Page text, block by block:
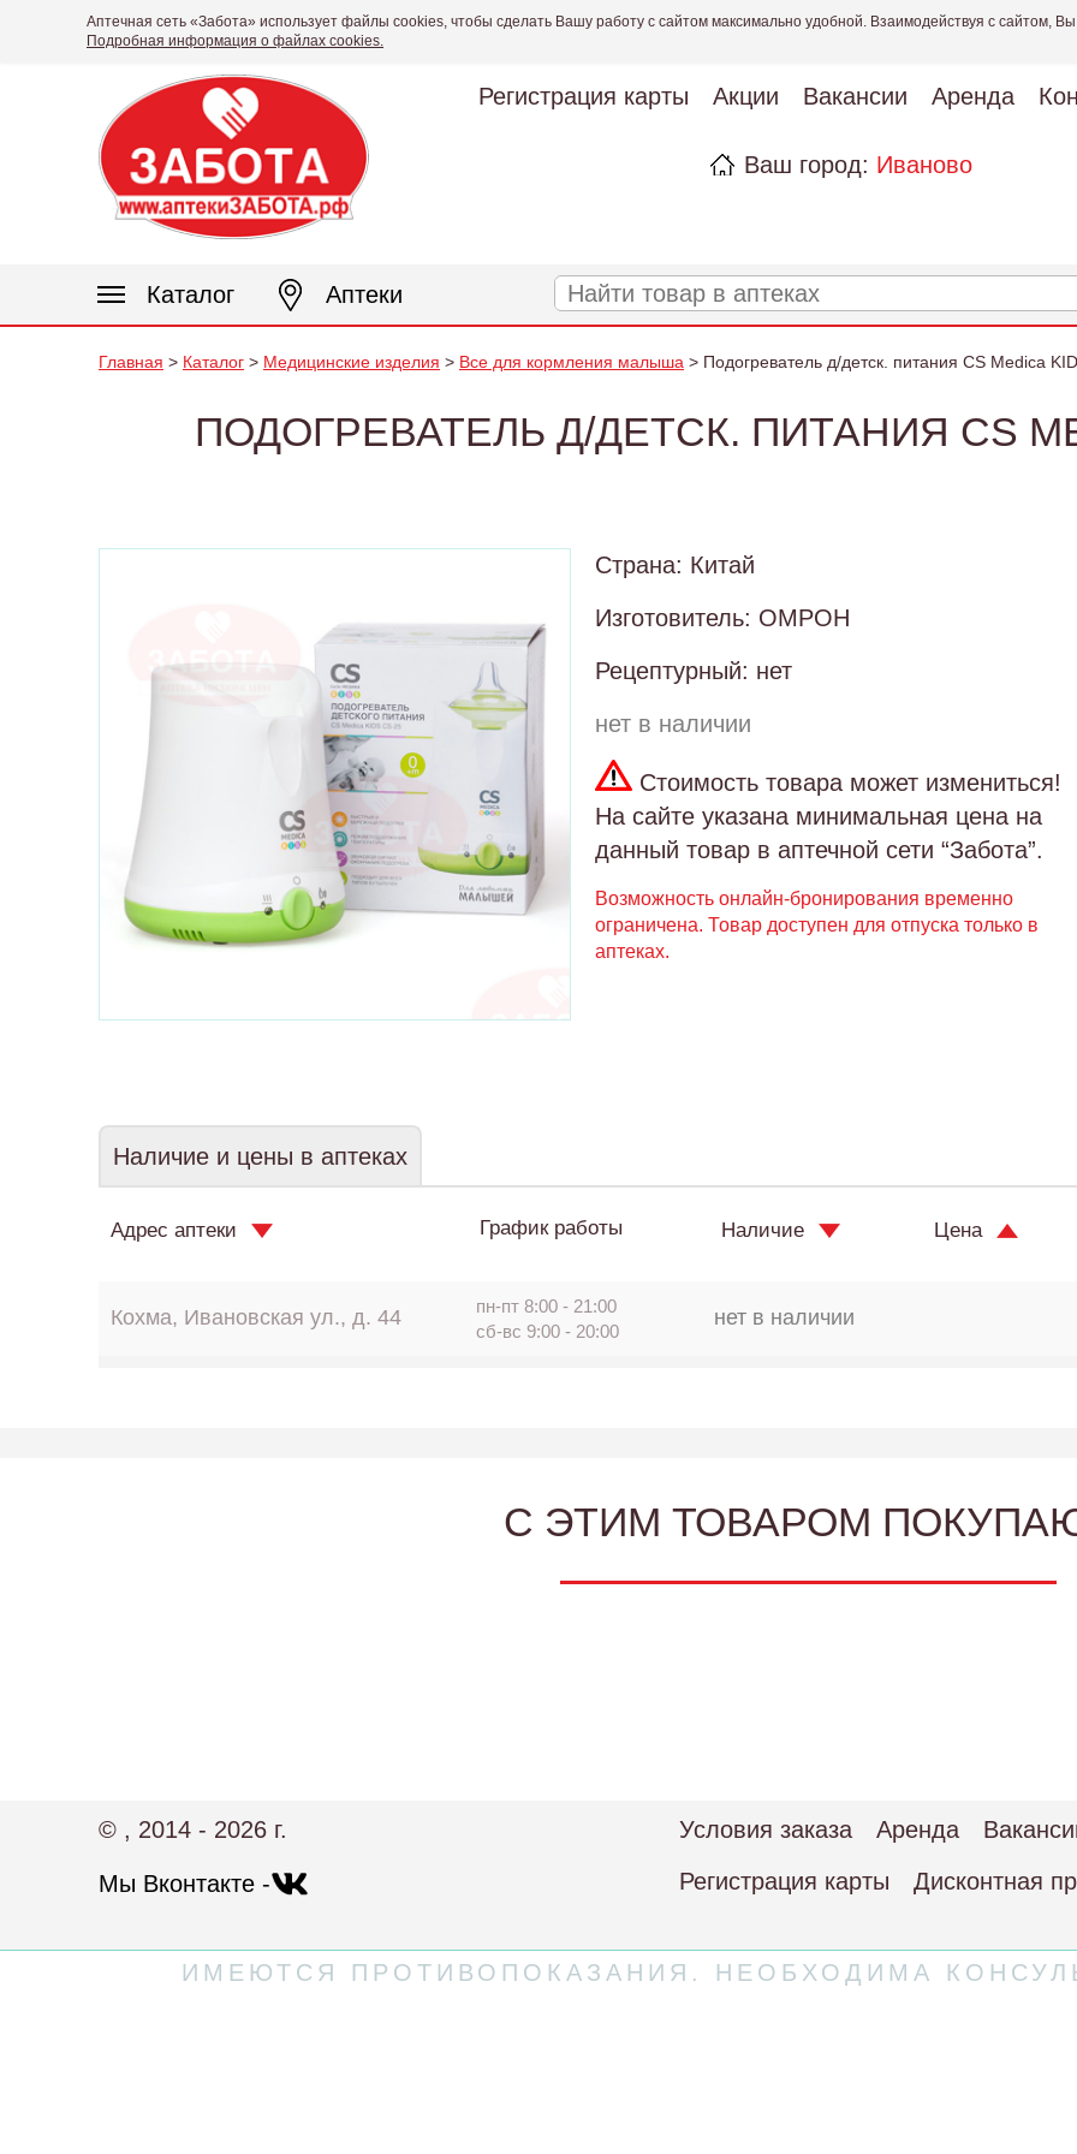
Аптечная сеть «Забота» использует файлы cookies, чтобы сделать Вашу работу с сайтом максимально удобной. Взаимодействуя с сайтом,
Подробная информация о файлах cookies.
Регистрация карты Акции Вакансии Аренда
Ваш город: Иваново
Каталог Аптеки
Главная > Каталог > Медицинские изделия > Все для кормления малыша > Подогреватель д/детск. питания CS Medica
ПОДОГРЕВАТЕЛЬ Д/ДЕТСК. ПИТАНИЯ CS
Страна: Китай
Изготовитель: ОМРОН
Рецептурный: нет
нет в наличии
Стоимость товара может измениться!
На сайте указана минимальная цена на
данный товар в аптечной сети “Забота”.
Возможность онлайн-бронирования временно
ограничена. Товар доступен для отпуска только в
аптеках.
Наличие и цены в аптеках
Адрес аптеки График работы Наличие Цена
Кохма, Ивановская ул., д. 44
пн-пт 8:00 - 21:00
сб-вс 9:00 - 20:00
нет в наличии
C ЭТИМ ТОВАРОМ
© , 2014 - 2026 г.
Мы Вконтакте -
Условия заказа Аренда
Регистрация карты
Дисконтная
ИМЕЮТСЯ ПРОТИВОПОКАЗАНИЯ. НЕОБХОДИМА